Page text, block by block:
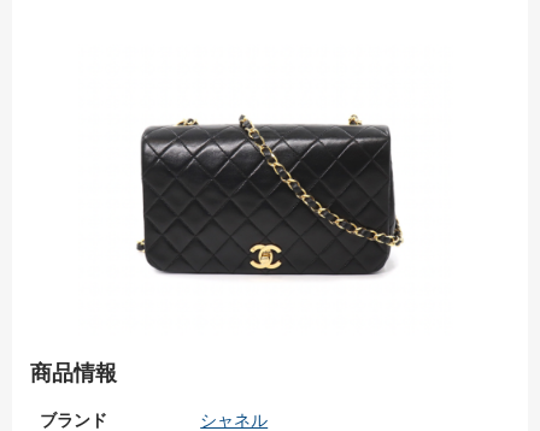
商品情報
ブランド シャネル